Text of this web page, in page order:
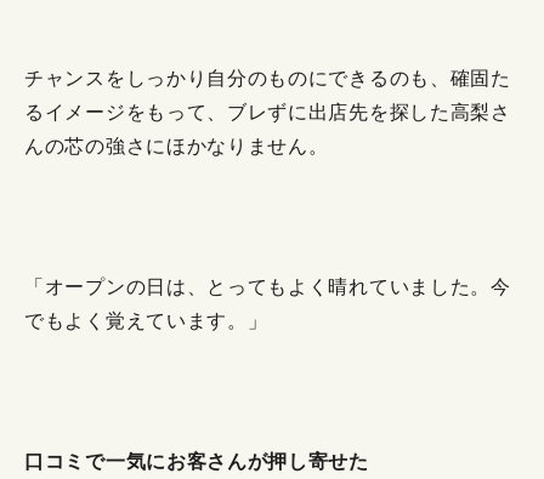
チャンスをしっかり自分のものにできるのも、確固た
るイメージをもって、ブレずに出店先を探した高梨さ
んの芯の強さにほかなりません。
「オープンの日は、とってもよく晴れていました。今
でもよく覚えています。」
口コミで一気にお客さんが押し寄せた